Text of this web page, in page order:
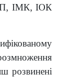
ІМК, ІОК
розвинені